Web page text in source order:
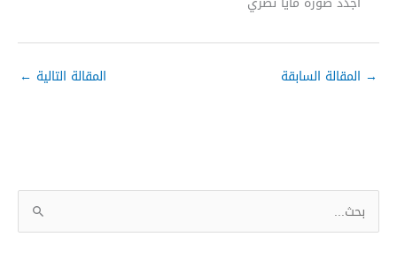
→ المقالة السابقة المقالة التالية ←